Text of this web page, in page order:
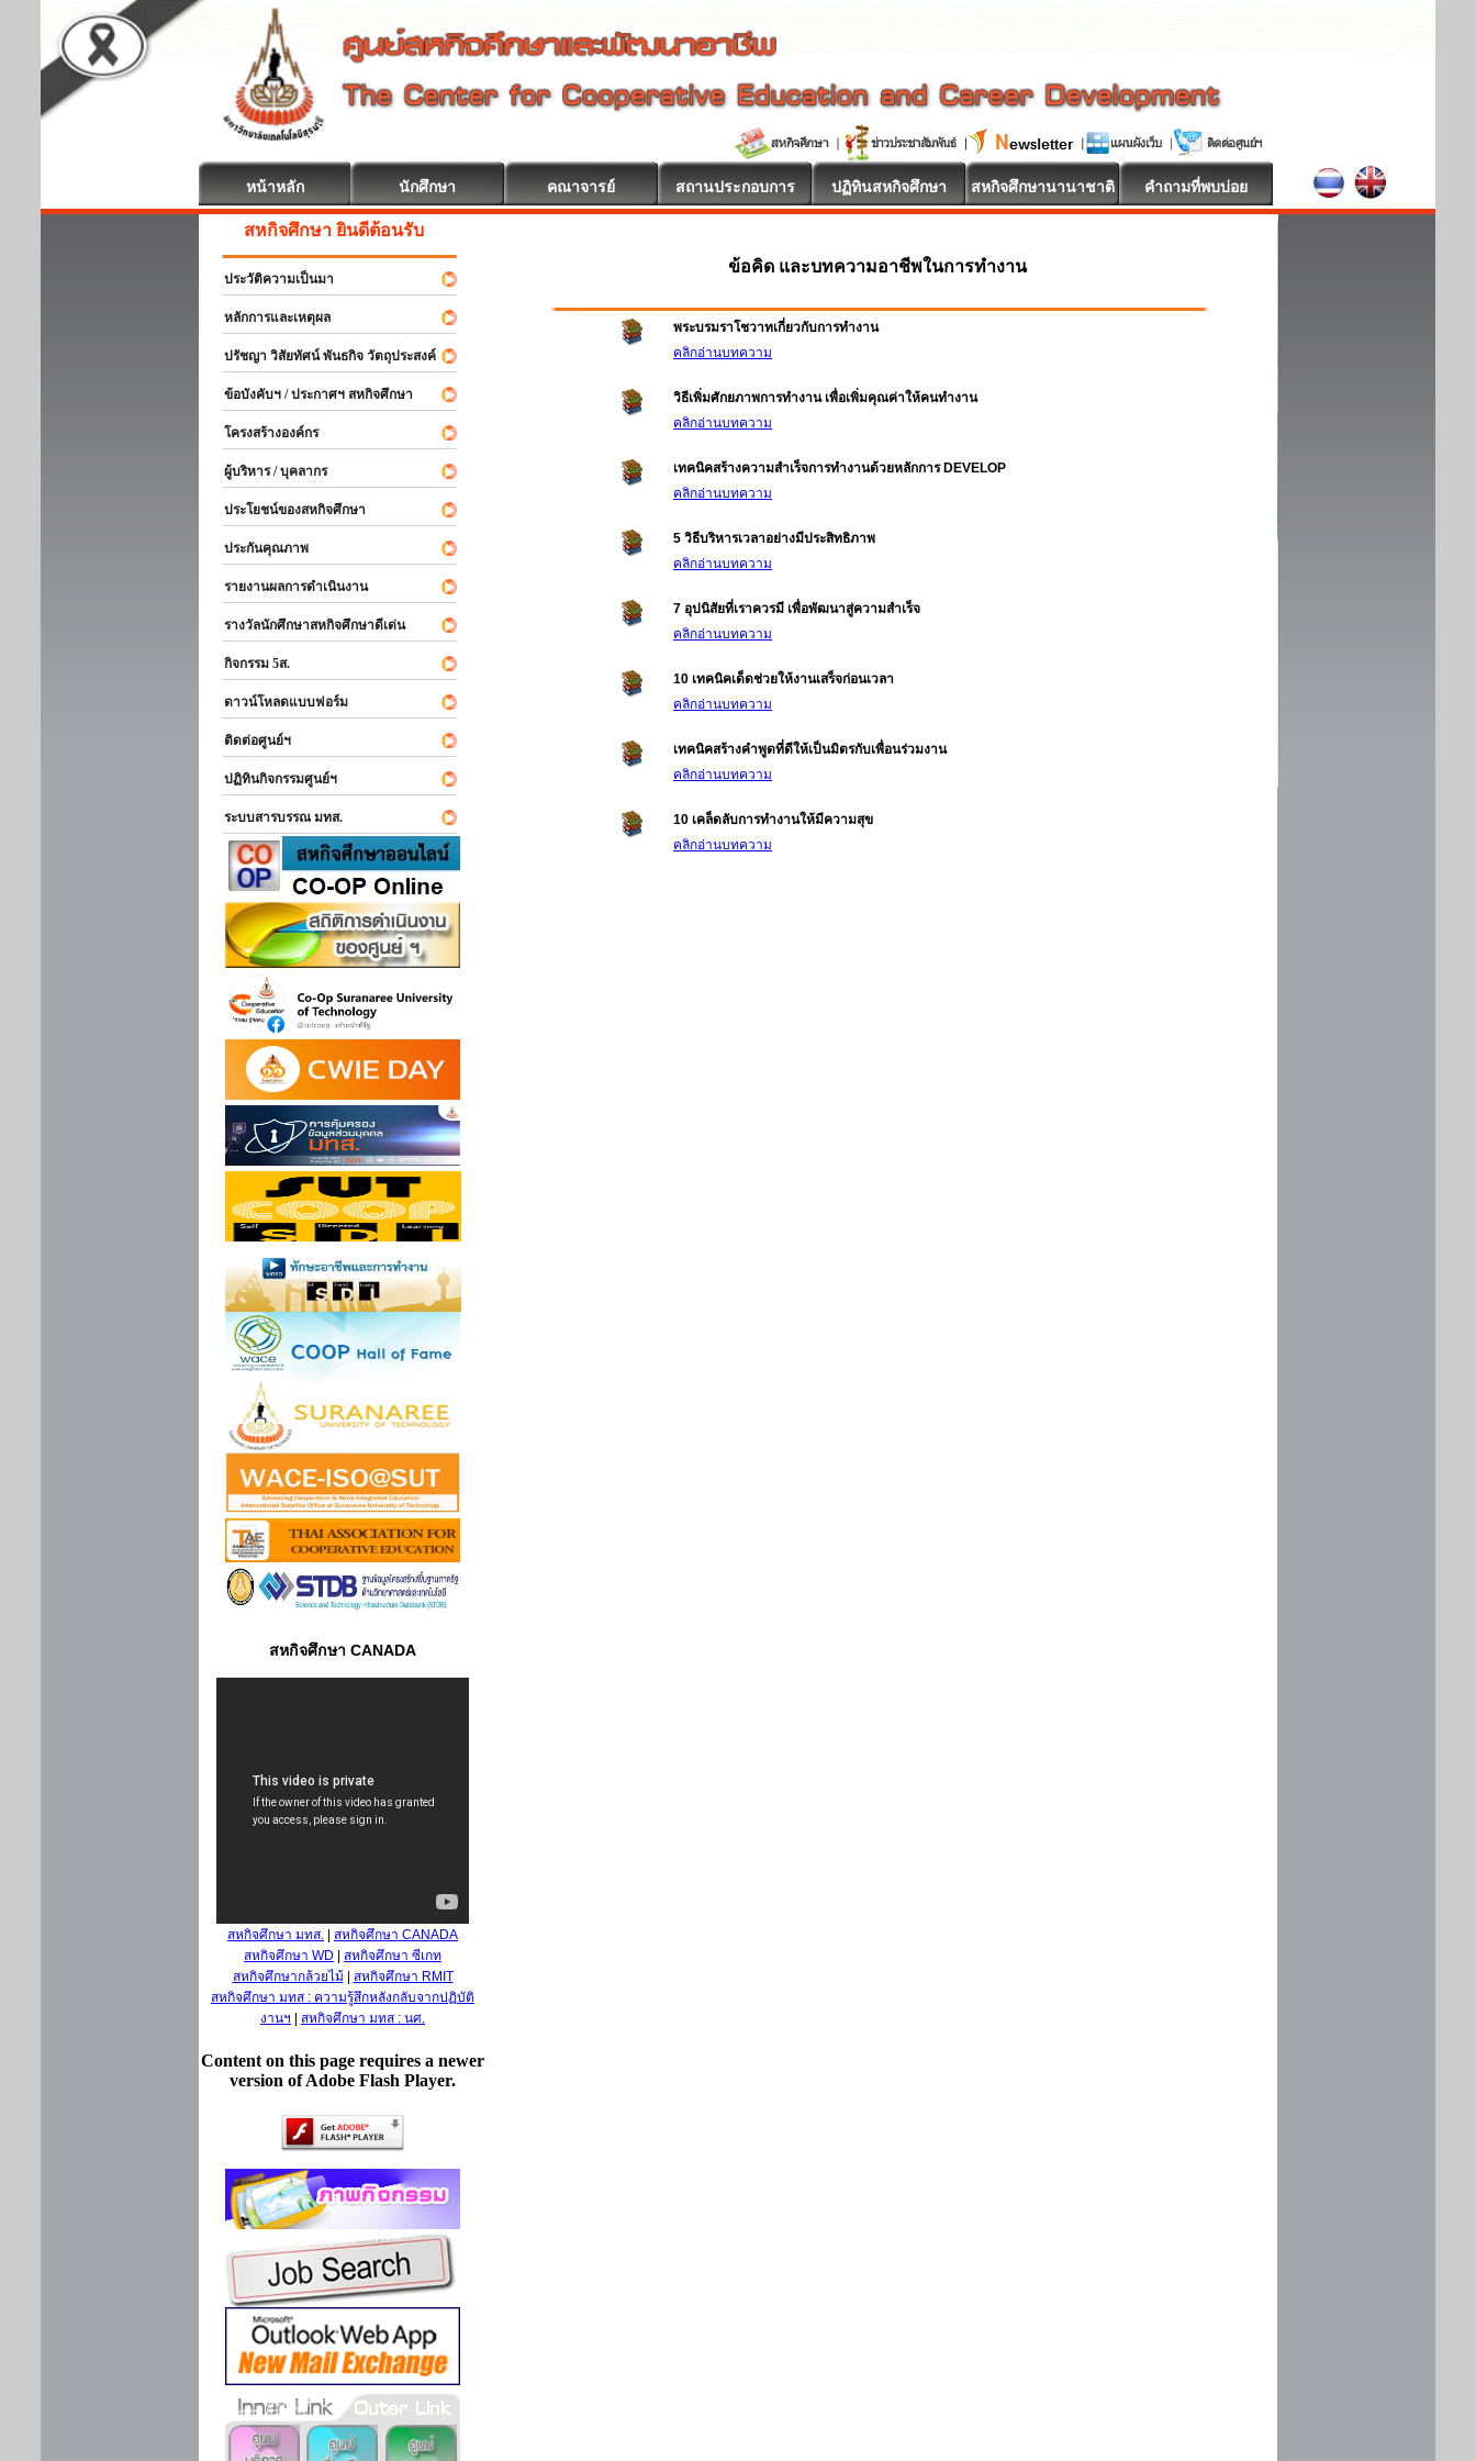
หน้าหลัก นักศึกษา คณาจารย์ สถานประกอบการ ปฏิทินสหกิจศึกษา สหกิจศึกษานานาชาติ คำถามที่พบบ่อย
สหกิจศึกษา ยินดีต้อนรับ
ประวัติความเป็นมา
หลักการและเหตุผล
ปรัชญา วิสัยทัศน์ พันธกิจ วัตถุประสงค์
ข้อบังคับฯ / ประกาศฯ สหกิจศึกษา
โครงสร้างองค์กร
ผู้บริหาร / บุคลากร
ประโยชน์ของสหกิจศึกษา
ประกันคุณภาพ
รายงานผลการดำเนินงาน
รางวัลนักศึกษาสหกิจศึกษาดีเด่น
กิจกรรม 5ส.
ดาวน์โหลดแบบฟอร์ม
ติดต่อศูนย์ฯ
ปฏิทินกิจกรรมศูนย์ฯ
ระบบสารบรรณ มทส.
สหกิจศึกษา CANADA
สหกิจศึกษา มทส.
สหกิจศึกษา CANADA
สหกิจศึกษา WD
สหกิจศึกษา ซีเกท
สหกิจศึกษากล้วยไม้
สหกิจศึกษา RMIT
สหกิจศึกษา มทส : ความรู้สึกหลังกลับจากปฏิบัติ
งานฯ
สหกิจศึกษา มทส : นศ.
Content on this page requires a newer
version of Adobe Flash Player.
ข้อคิด และบทความอาชีพในการทำงาน
พระบรมราโชวาทเกี่ยวกับการทำงาน
คลิกอ่านบทความ
วิธีเพิ่มศักยภาพการทำงาน เพื่อเพิ่มคุณค่าให้คนทำงาน
คลิกอ่านบทความ
เทคนิคสร้างความสำเร็จการทำงานด้วยหลักการ DEVELOP
คลิกอ่านบทความ
5 วิธีบริหารเวลาอย่างมีประสิทธิภาพ
คลิกอ่านบทความ
7 อุปนิสัยที่เราควรมี เพื่อพัฒนาสู่ความสำเร็จ
คลิกอ่านบทความ
10 เทคนิคเด็ดช่วยให้งานเสร็จก่อนเวลา
คลิกอ่านบทความ
เทคนิคสร้างคำพูดที่ดีให้เป็นมิตรกับเพื่อนร่วมงาน
คลิกอ่านบทความ
10 เคล็ดลับการทำงานให้มีความสุข
คลิกอ่านบทความ